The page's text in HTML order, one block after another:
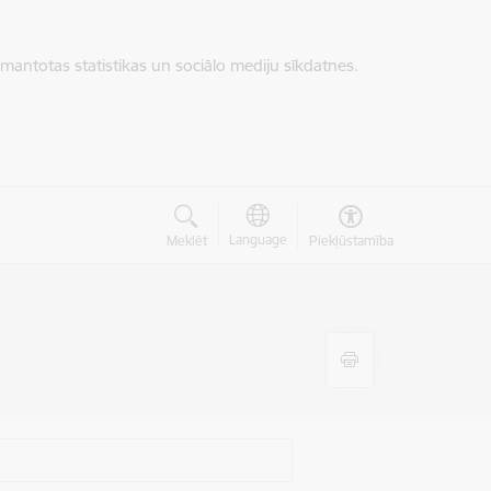
statistikas un sociālo mediju sīkdatnes.
Meklēt Language Piekļūstamība